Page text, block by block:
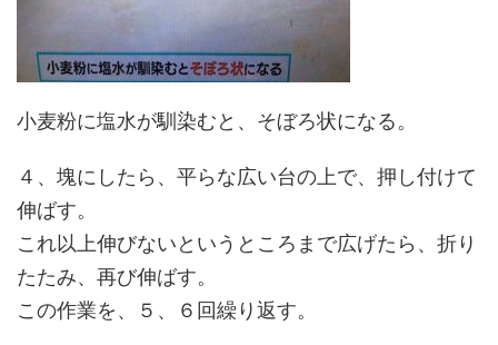
小麦粉に塩水が馴染むと、そぼろ状になる。
４、塊にしたら、平らな広い台の上で、押し付けて
伸ばす。
これ以上伸びないというところまで広げたら、折り
たたみ、再び伸ばす。
この作業を、５、６回繰り返す。